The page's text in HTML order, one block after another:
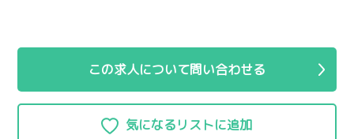
この求人について問い合わせる